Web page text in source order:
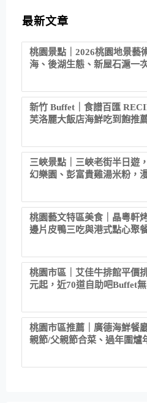
最新文章
桃園景點｜2026桃園地景藝
海、後湖生態、新屋石滬一
新竹 Buffet｜食譜百匯
芙洛麗大飯店海鮮吃到飽推
三峽景點｜三峽老街半日遊
幻樂園、彭富貴雞湯米粉，
桃園藝文特區美食｜晶粵軒
邊片皮鴨三吃與港式點心聚
桃園市區｜艾佳牛排館平價
元起，近70道自助吧Buffet
桃園市區推薦｜廣德海鮮餐
親節/父親節合菜、過年圍爐